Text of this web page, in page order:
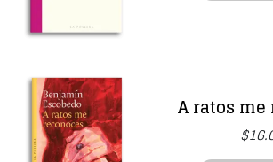
A ratos me
$